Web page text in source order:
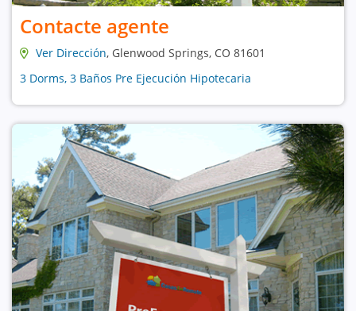
Contacte agente
Ver Dirección, Glenwood Springs, CO 81601
3 Dorms, 3 Baños Pre Ejecución Hipotecaria